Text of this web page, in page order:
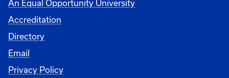
An Equal Opportunity University
Accreditation
Directory
Email
Privacy Policy